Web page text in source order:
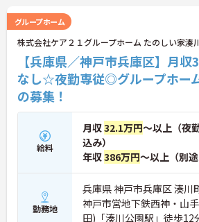
い経験を積みながらスキルアップも目指せ
また、「残業ほぼなし」で働きやすさにも配
ており、無理なく長く続けやすい点も魅力で
未経験からスタートされる方も、研修やOJT
て安心して業務に慣れていける環境になっ
す。
プライベートも大切にできる働き方が叶いま
・業務は勤務時間内での完結を前提
・年間休日107日＋リフレッシュ休暇17日
→ メリハリのある働き方を大切にしていま
■ 夜勤専従で落ち着いた環境◎
グループホーム
株式会社ケア２１グループホーム たのしい家湊
【兵庫県／神戸市兵庫区】月
なし☆夜勤専従◎グループホー
の募集！
給料
月収32.1万円～以上（夜
込み）
年収386万円～以上（別途
勤務地
兵庫県 神戸市兵庫区 湊川
神戸市営地下鉄西神・山
田)「湊川公園駅」徒歩12